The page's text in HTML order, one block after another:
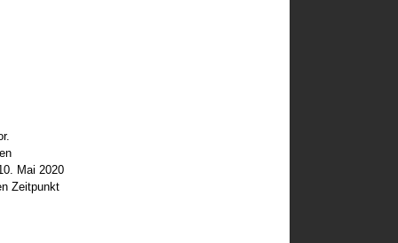
Mai 2020
Zeitpunkt